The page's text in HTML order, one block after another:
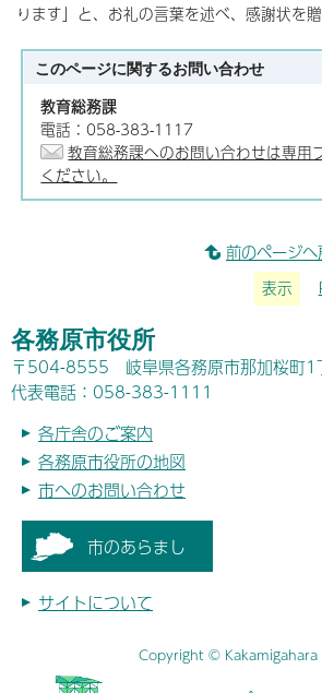
ります」と、お礼の言葉を述べ、感謝状を贈
このページに関するお問い合わせ
教育総務課
電話：058-383-1117
教育総務課へのお問い合わせは専用
ください。
前のページへ
表示
各務原市役所
〒504-8555 岐阜県各務原市那加桜町1
代表電話：058-383-1111
各庁舎のご案内
各務原市役所の地図
市へのお問い合わせ
市のあらまし
サイトについて
Copyright © Kakamigahara